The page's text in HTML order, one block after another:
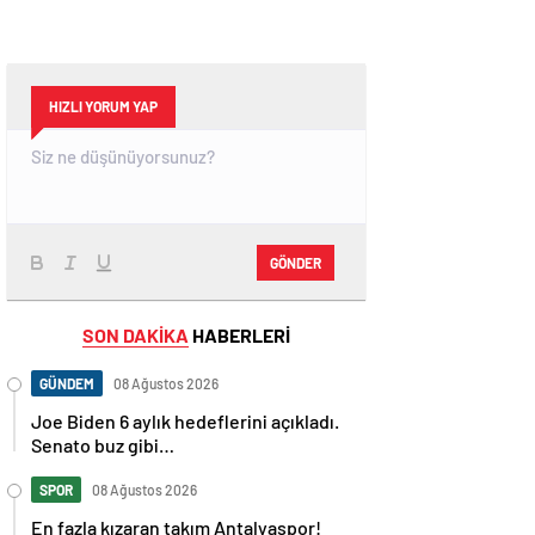
HIZLI YORUM YAP
GÖNDER
SON DAKİKA HABERLERİ
GÜNDEM 08 Ağustos 2026
Joe Biden 6 aylık hedeflerini açıkladı.
Senato buz gibi…
SPOR 08 Ağustos 2026
En fazla kızaran takım Antalyaspor!